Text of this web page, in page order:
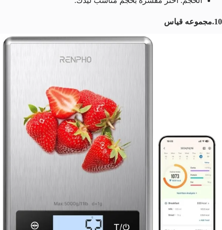
10.مجموعه قياس